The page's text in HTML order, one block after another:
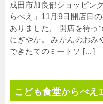
成田市加良部ショッピン
らべえ」11月9日開店日
ありました。 開店を待っ
にぎやか。 みかんのおみ
できたてのミートソ […]
こども食堂からべえ